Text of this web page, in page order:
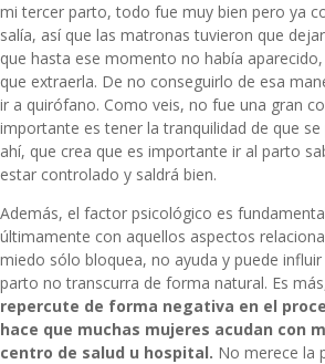
mi tercer parto, todo fue muy bien pero ya
salía, así que las matronas tuvieron que
que hasta ese momento no había
que extraerla. De no conseguirlo de esa
ir a quirófano. Como veis, no fue una gran
importante es tener la tranquilidad de que
ahí, que crea que es importante ir al parto
estar controlado y saldrá bien.
Además, el factor psicológico es
últimamente con aquellos aspectos
miedo sólo bloquea, no ayuda y puede
parto no transcurra de forma natural. Es
repercute de forma negativa en el
hace que muchas mujeres acudan con
centro de salud u hospital. No merece la